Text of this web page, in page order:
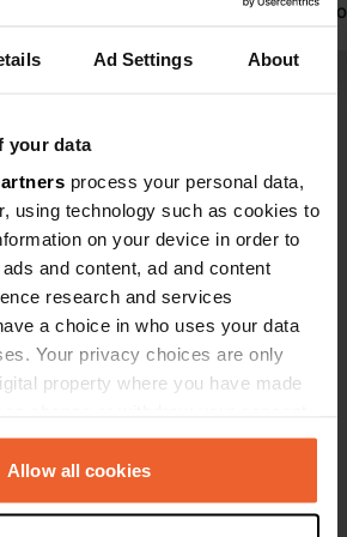
Ad Settings About
your data
process your personal data,
using technology such as cookies to
on your device in order to
and content, ad and content
research and services
a choice in who uses your data
Your privacy choices are only
property where you have made
Declaration or by clicking on
Allow all cookies
et eau
Es-tu déjà venu ici ?